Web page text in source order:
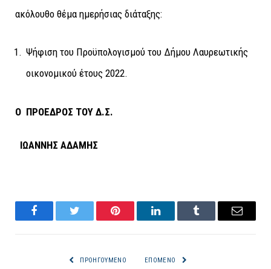
ακόλουθο θέμα ημερήσιας διάταξης:
Ψήφιση του Προϋπολογισμού του Δήμου Λαυρεωτικής
οικονομικού έτους 2022.
Ο ΠΡΟΕΔΡΟΣ ΤΟΥ Δ.Σ.
ΙΩΑΝΝΗΣ ΑΔΑΜΗΣ
FacebookTwitter Pinterest LinkedInTumblr Email
ΠΡΟΗΓΟΎΜΕΝΟ ΕΠΌΜΕΝΟ